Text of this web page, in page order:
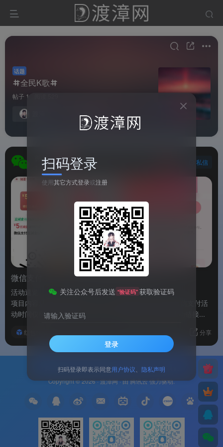
话题
全民K歌
帖子 1
发布帖子
微信
1个月前更新 529次阅读
私信
微信支付：摇一摇抽立减金或全民K歌会员
活动速览
项目内容活动名称微信支付·摇一摇抽奖福利活动品牌微信支付活
动时间仅限2026年5月27日活动入口微信内打开指定活动链接...
红包线报 分享
友情链接 免责声明 广告合作 关于我们
Copyright © 2026 ·渡漳网· 由腾讯云强力驱动.
扫码登录
使用其它方式登录或注册
关注公众号后发送 “验证码” 获取验证码
请输入验证码
登录
扫码登录即表示同意用户协议 隐私声明